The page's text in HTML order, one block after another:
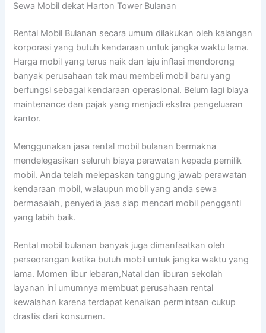
Sewa Mobil dekat Harton Tower Bulanan
Rental Mobil Bulanan secara umum dilakukan oleh kalangan
korporasi yang butuh kendaraan untuk jangka waktu lama.
Harga mobil yang terus naik dan laju inflasi mendorong
banyak perusahaan tak mau membeli mobil baru yang
berfungsi sebagai kendaraan operasional. Belum lagi biaya
maintenance dan pajak yang menjadi ekstra pengeluaran
kantor.
Menggunakan jasa rental mobil bulanan bermakna
mendelegasikan seluruh biaya perawatan kepada pemilik
mobil. Anda telah melepaskan tanggung jawab perawatan
kendaraan mobil, walaupun mobil yang anda sewa
bermasalah, penyedia jasa siap mencari mobil pengganti
yang labih baik.
Rental mobil bulanan banyak juga dimanfaatkan oleh
perseorangan ketika butuh mobil untuk jangka waktu yang
lama. Momen libur lebaran,Natal dan liburan sekolah
layanan ini umumnya membuat perusahaan rental
kewalahan karena terdapat kenaikan permintaan cukup
drastis dari konsumen.